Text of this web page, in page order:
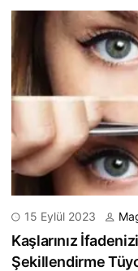
15 Eylül 2023
Kaşlarınız
Şekillendirme